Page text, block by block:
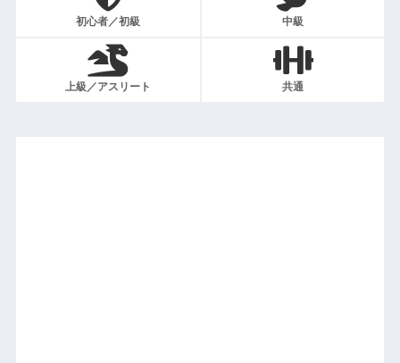
初心者／初級 中級
上級／アスリート 共通